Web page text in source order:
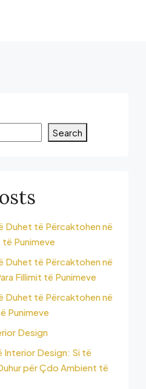
Search
Duhet të Përcaktohen në
të Punimeve
Duhet të Përcaktohen në
Fillimit të Punimeve
Duhet të Përcaktohen në
Punimeve
Design
Interior Design: Si të
për Çdo Ambient të